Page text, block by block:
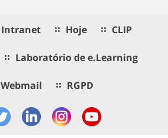
Intranet Hoje CLIP
Laboratório de e.Learning
Webmail RGPD